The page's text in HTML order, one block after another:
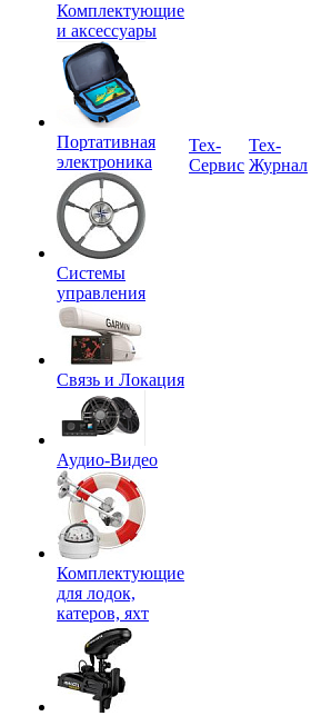
Комплектующие
и аксессуары
Портативная
электроника
Системы
управления
Связь и Локация
Аудио-Видео
Комплектующие
для лодок,
катеров, яхт
Tex-
Сервис
Тех-
Журнал